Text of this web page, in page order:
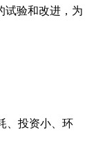
试验和改进，为
、投资小、环